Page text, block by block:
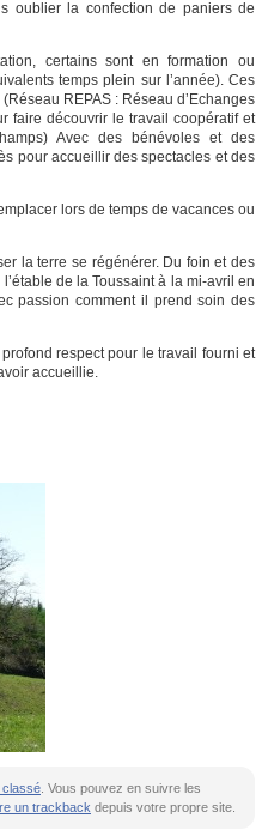
oublier la confection de paniers de
certains sont en formation ou
temps plein sur l’année). Ces
REPAS : Réseau d’Echanges
faire découvrir le travail coopératif et
Avec des bénévoles et des
pour accueillir des spectacles et des
lors de temps de vacances ou
la terre se régénérer. Du foin et des
de la Toussaint à la mi-avril en
passion comment il prend soin des
respect pour le travail fourni et
accueillie.
classé . Vous pouvez en suivre les
un trackback depuis votre propre site.